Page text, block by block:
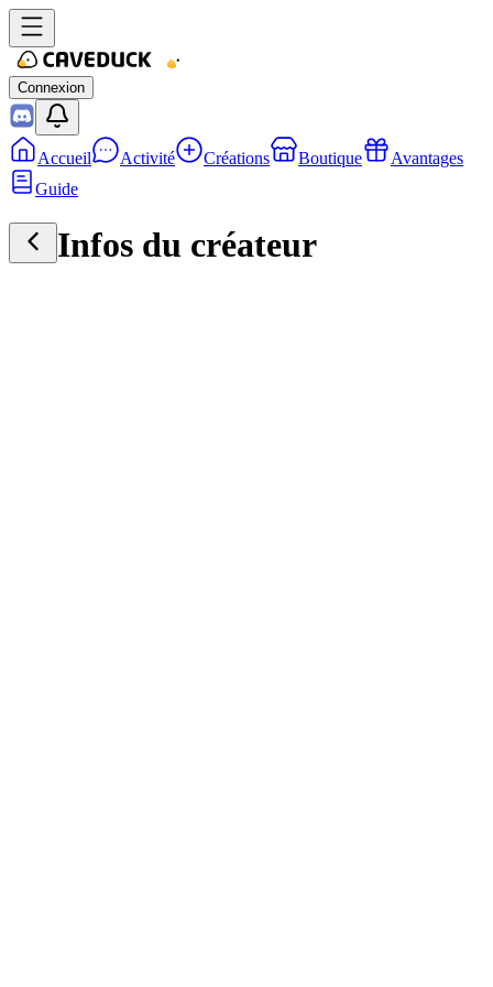
Connexion
Accueil Activité Créations Boutique
Avantages
Guide
Infos du créateur